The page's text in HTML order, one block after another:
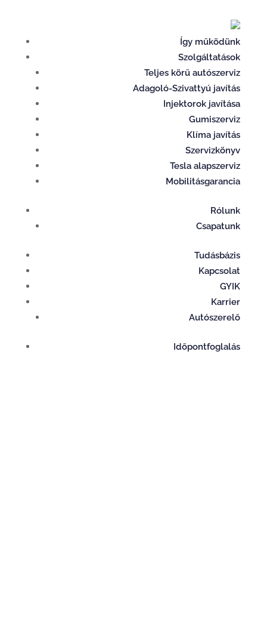
Így működünk
Szolgáltatások
Teljes körű autószerviz
Adagoló-Szivattyú javítás
Injektorok javítása
Gumiszerviz
Klíma javítás
Szervizkönyv
Tesla alapszerviz
Mobilitásgarancia
Rólunk
Csapatunk
Tudásbázis
Kapcsolat
GYIK
Karrier
Autószerelő
Időpontfoglalás